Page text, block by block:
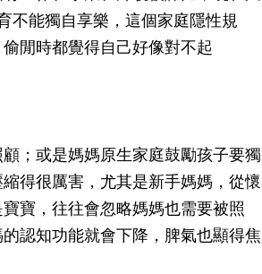
不能獨自享樂，這個家庭隱性規
閒時都覺得自己好像對不起
；或是媽媽原生家庭鼓勵孩子要獨
得很厲害，尤其是新手媽媽，從懷
寶，往往會忽略媽媽也需要被照
認知功能就會下降，脾氣也顯得焦